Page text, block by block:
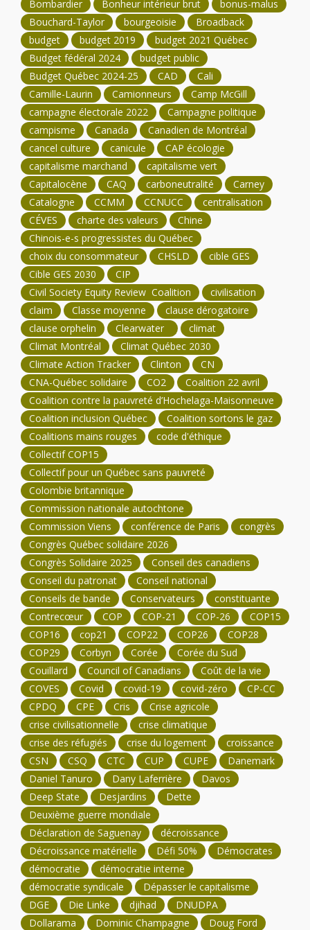
Bombardier Bonheur intérieur brut
bonus-malus
Bouchard-Taylor
bourgeoisie
Broadback
budget
budget 2019
budget 2021 Québec
Budget fédéral 2024
budget public
Budget Québec 2024-25
CAD
Cali
Camille-Laurin
Camionneurs
Camp McGill
campagne électorale 2022
Campagne politique
campisme
Canada
Canadien de Montréal
cancel culture
canicule
CAP écologie
capitalisme marchand
capitalisme vert
Capitalocène
CAQ carboneutralité
Carney
Catalogne
CCMM CCNUCC
centralisation
CÉVES
charte des valeurs
Chine
Chinois-e-s progressistes du Québec
choix du consommateur
CHSLD
cible GES
Cible GES 2030
CIP
Civil Society Equity Review Coalition
civilisation
claim
Classe moyenne
clause dérogatoire
clause orphelin
Clearwater
climat
Climat Montréal
Climat Québec 2030
Climate Action Tracker
Clinton
CN
CNA-Québec solidaire
CO2
Coalition 22 avril
Coalition contre la pauvreté d’Hochelaga-Maisonneuve
Coalition inclusion Québec
Coalition sortons le gaz
Coalitions mains rouges
code d'éthique
Collectif COP15
Collectif pour un Québec sans pauvreté
Colombie britannique
Commission nationale autochtone
Commission Viens
conférence de Paris
congrès
Congrès Québec solidaire 2026
Congrès Solidaire 2025
Conseil des canadiens
Conseil du patronat
Conseil national
Conseils de bande
Conservateurs
constituante
Contrecœur
COP COP-21 COP-26
COP15
COP16
cop21 COP22 COP26
COP28
COP29
Corbyn Corée
Corée du Sud
Couillard
Council of Canadians
Coût de la vie
COVES
Covid covid-19 covid-zéro
CP-CC
CPDQ
CPE Cris
Crise agricole
crise civilisationnelle
crise climatique
crise des réfugiés
crise du logement
croissance
CSN
CSQ CTC CUP CUPE
Danemark
Daniel Tanuro
Dany Laferrière
Davos
Deep State
Desjardins
Dette
Deuxième guerre mondiale
Déclaration de Saguenay
décroissance
Décroissance matérielle
Défi 50%
Démocrates
démocratie
démocratie interne
démocratie syndicale
Dépasser le capitalisme
DGE
Die Linke djihad
DNUDPA
Dollarama
Dominic Champagne
Doug Ford